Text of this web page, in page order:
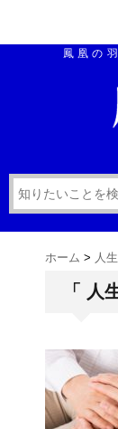
鳳凰の
ホーム > 人
「